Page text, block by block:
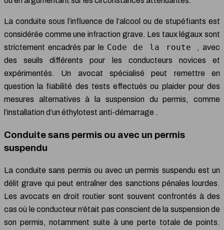
La conduite sous l’influence de l’alcool ou de stupéfiants est
considérée comme une infraction grave. Les taux légaux sont
strictement encadrés par le Code de la route
, avec
des seuils différents pour les conducteurs novices et
expérimentés. Un avocat spécialisé peut remettre en
question la fiabilité des tests effectués ou plaider pour des
mesures alternatives à la suspension du permis, comme
l’installation d’un éthylotest anti-démarrage .
Conduite sans permis ou avec un permis
suspendu
La conduite sans permis ou avec un permis suspendu est un
délit grave qui peut entraîner des sanctions pénales lourdes.
Les avocats en droit routier sont souvent confrontés à des
cas où le conducteur n’était pas conscient de la suspension de
son permis, notamment suite à une perte totale de points.